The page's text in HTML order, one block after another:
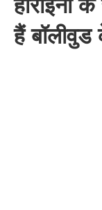
हीरोइनों
हैं बॉलीवुड